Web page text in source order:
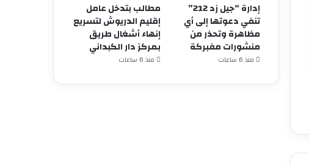
إدارة “جيل زد 212”
تنفي دعوتها إلى أي
مظاهرة وتحذر من
منشورات مفبركة
منذ 6 ساعات
مطالب بتدخل عامل
إقليم الدريوش لتسريع
إنهاء أشغال طريق
بمركز دار الكبداني
منذ 6 ساعات